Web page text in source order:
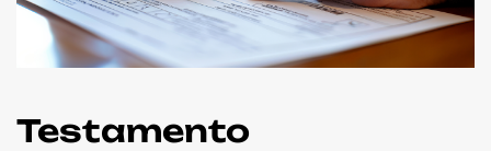
Testamento